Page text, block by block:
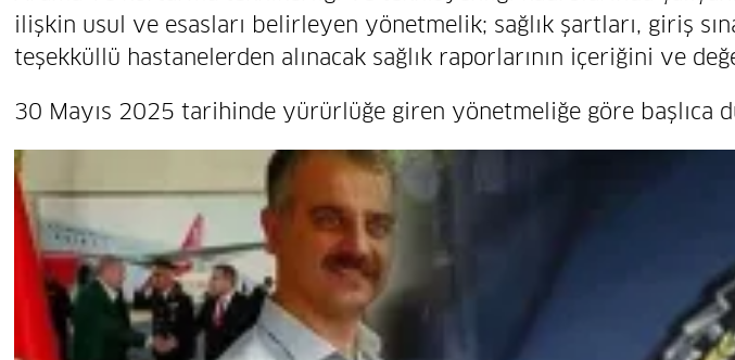
ilişkin usul ve esasları belirleyen yönetmelik; sağlık şartları, giriş
teşekküllü hastanelerden alınacak sağlık raporlarının içeriğini ve
30 Mayıs 2025 tarihinde yürürlüğe giren yönetmeliğe göre başlıca